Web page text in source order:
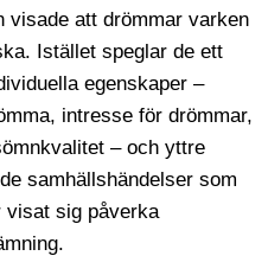
visade att drömmar varken
Istället speglar de ett
egenskaper –
intresse för drömmar,
– och yttre
samhällshändelser som
visat sig påverka